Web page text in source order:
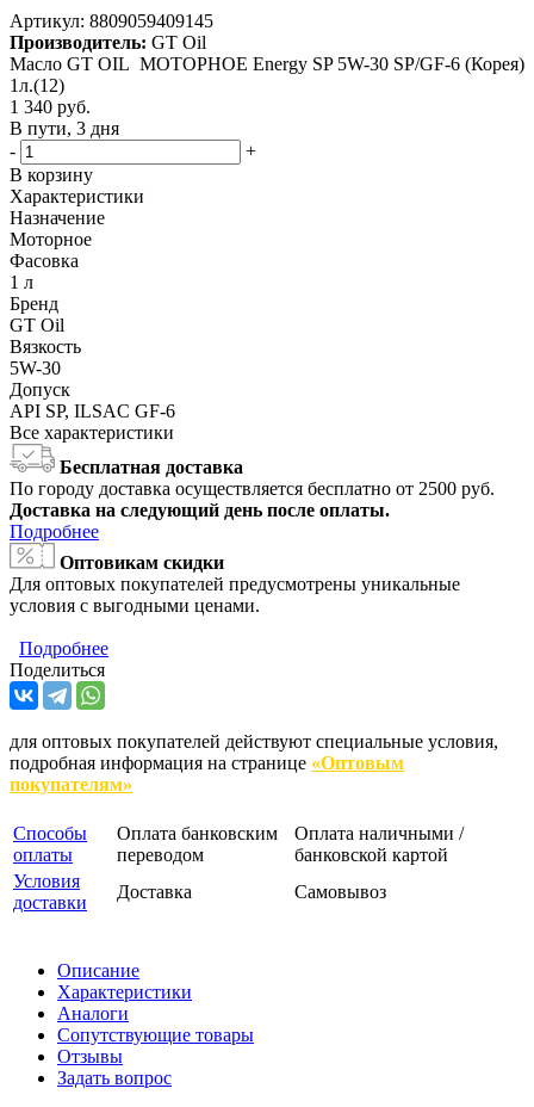
Артикул: 8809059409145
Производитель: GT Oil
Масло GT OIL МОТОРНОЕ Energy SP 5W-30 SP/GF-6 (Корея)
1л.(12)
1 340 руб.
В пути, 3 дня
-
+
В корзину
Характеристики
Назначение
Моторное
Фасовка
1 л
Бренд
GT Oil
Вязкость
5W-30
Допуск
API SP, ILSAC GF-6
Все характеристики
Бесплатная доставка
По городу доставка осуществляется бесплатно от 2500 руб.
Доставка на следующий день после оплаты.
Подробнее
Оптовикам скидки
Для оптовых покупателей предусмотрены уникальные
условия с выгодными ценами.
Подробнее
Поделиться
для оптовых покупателей действуют специальные условия,
подробная информация на странице «Оптовым
покупателям»
Способы
оплаты
Оплата банковским
переводом
Оплата наличными /
банковской картой
Условия
доставки
Доставка Самовывоз
Описание
Характеристики
Аналоги
Сопутствующие товары
Отзывы
Задать вопрос